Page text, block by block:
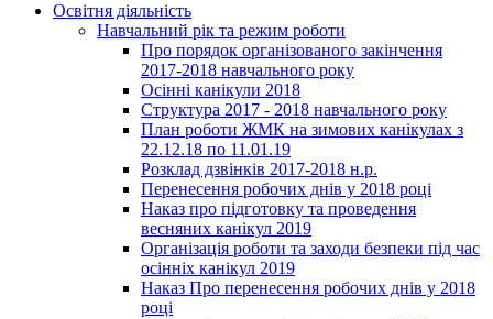
Освітня діяльність
Навчальний рік та режим роботи
Про порядок організованого закінчення
2017-2018 навчального року
Осінні канікули 2018
Структура 2017 - 2018 навчального року
План роботи ЖМК на зимових канікулах з
22.12.18 по 11.01.19
Розклад дзвінків 2017-2018 н.р.
Перенесення робочих днів у 2018 році
Наказ про підготовку та проведення
весняних канікул 2019
Організація роботи та заходи безпеки під час
осінніх канікул 2019
Наказ Про перенесення робочих днів у 2018
році